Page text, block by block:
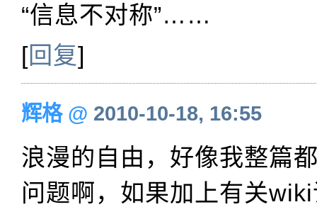
“信息不对称”……
[回复]
辉格@ 2010-10-18, 16:55
浪漫的自由，好像我整篇
问题啊，如果加上有关